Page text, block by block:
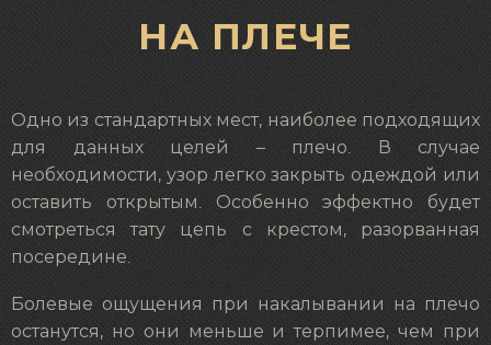
НА ПЛЕЧЕ
Одно из стандартных мест, наиболее подходящих
для данных целей – плечо. В случае
необходимости, узор легко закрыть одеждой или
оставить открытым. Особенно эффектно будет
смотреться тату цепь с крестом, разорванная
посередине.
Болевые ощущения при накалывании на плечо
останутся, но они меньше и терпимее, чем при